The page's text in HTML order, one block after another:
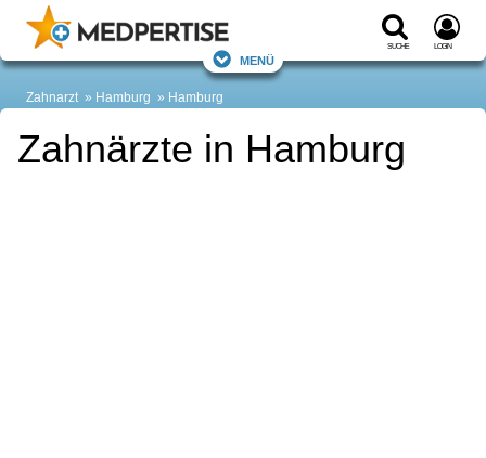
Suche Login
Menü
Zahnarzt Hamburg Hamburg
Zahnärzte in Hamburg